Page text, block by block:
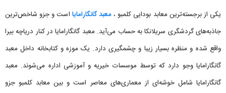
یکی از برجسته‌ترین معابد بودایی کلمبو ،معبد گانگارامایا است و جزو شاخص‌ترین
جاذبه‌های گردشگری سریلانکا به حساب می‌آید. معبد گانگارامایا در کنار دریاچه بیرا
واقع شده و منظره بسیار زیبا و چشمگیری دارد. یک موزه و کتابخانه داخل معبد
گانگارامایا وجو دارد که توسط موسسات خیریه و آموزشی اداره می‌شوند. معبد
گانگارامایا شامل خوشه‌ای از معماری‌های معاصر است و بین معابد کلمبو جزو